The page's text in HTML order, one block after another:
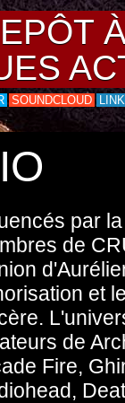
SOUNDCLOUD
par
de
et
de
Fire,